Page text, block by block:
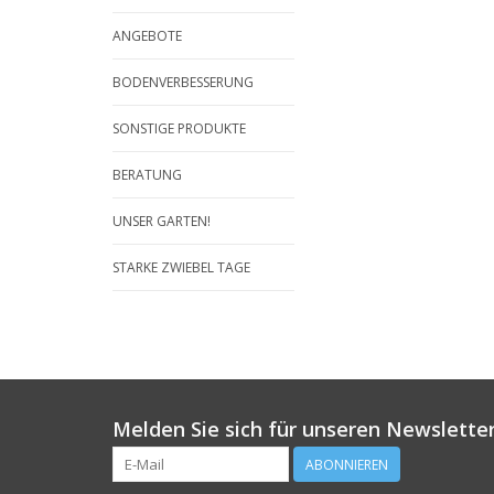
ANGEBOTE
BODENVERBESSERUNG
SONSTIGE PRODUKTE
BERATUNG
UNSER GARTEN!
STARKE ZWIEBEL TAGE
Melden Sie sich für unseren
ABONNIEREN